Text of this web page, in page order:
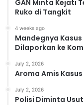
GAN Minta Kejati
Ruko di Tangkit
4 weeks ago
Mandegnya
Dilaporkan ke
July 2, 2026
Aroma Amis
July 2, 2026
Polisi Diminta